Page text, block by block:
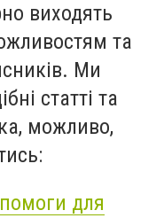
виходять
та
Ми
статті та
можливо,
для